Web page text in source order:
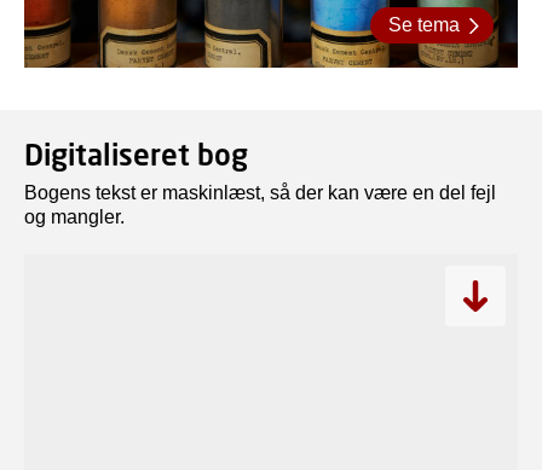
Se tema
Digitaliseret bog
Bogens tekst er maskinlæst, så der kan være en del fejl
og mangler.